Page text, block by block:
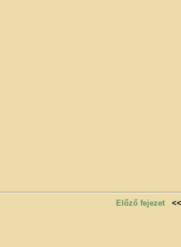
Előző fejezet <<